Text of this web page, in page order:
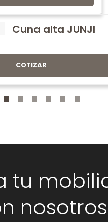
Cuna alta JUNJI
COTIZAR
tu
nosotros